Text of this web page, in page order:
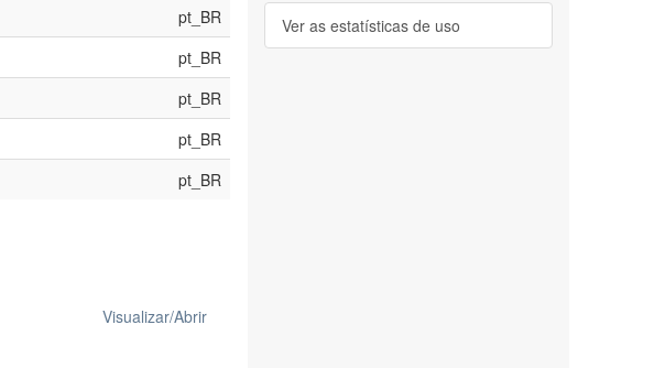
pt_BR
pt_BR
pt_BR
pt_BR
pt_BR
Visualizar/Abrir
Ver as estatísticas de uso